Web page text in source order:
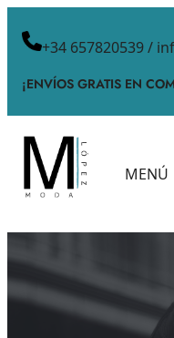
+34 657820539 /
¡ENVÍOS GRATIS EN
MENÚ